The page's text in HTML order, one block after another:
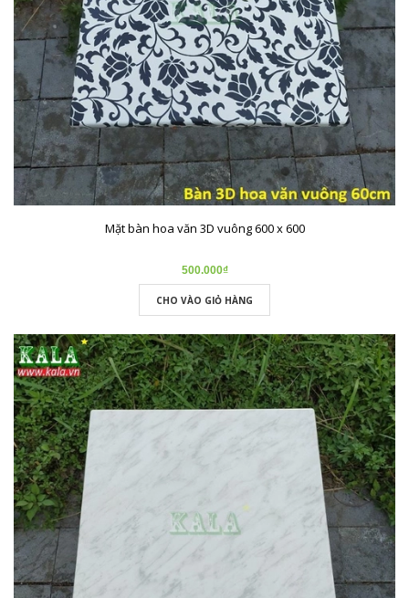
Mặt bàn hoa văn 3D vuông 600 x 600
500.000₫
CHO VÀO GIỎ HÀNG